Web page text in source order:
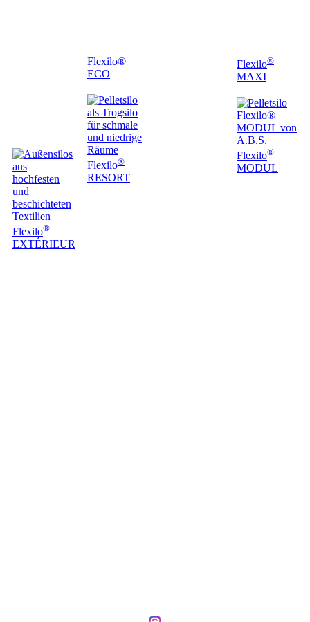
Flexilo®
ECO
Flexilo®
MAXI
Flexilo®
RESORT
Flexilo®
MODUL
Flexilo®
EXTÉRIEUR